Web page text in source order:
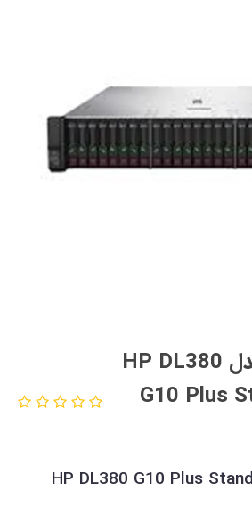
سرور اچ پی مدل HP DL380
G10 Plus
HP DL380 G10 Plus